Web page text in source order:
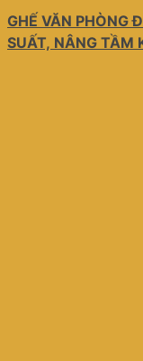
GHẾ VĂN PHÒNG
SUẤT, NÂNG TẦM